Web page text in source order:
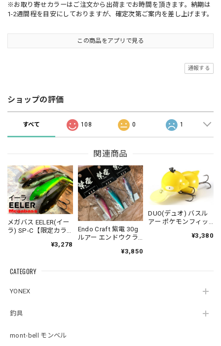
CATEGORY
YONEX
釣具
mont-bell モンベル
※お取り寄せカラーはご注文から出荷までお時間を頂きます。納期は
1-2週間程を目安にしておりますが、確定次第ご案内を差し上げます。
この商品をアプリで見る
通報する
ショップの評価
すべて 108 0 1
関連商品
メガバス EELER(イー
ラ) SP-C【限定カラ
トクローラーベイト
¥3,278
Endo Craft 紫電 30g
ルアー エンドウクラ
¥3,850
DUO(デュオ) バスル
アー ポケモンフィッ
¥3,380